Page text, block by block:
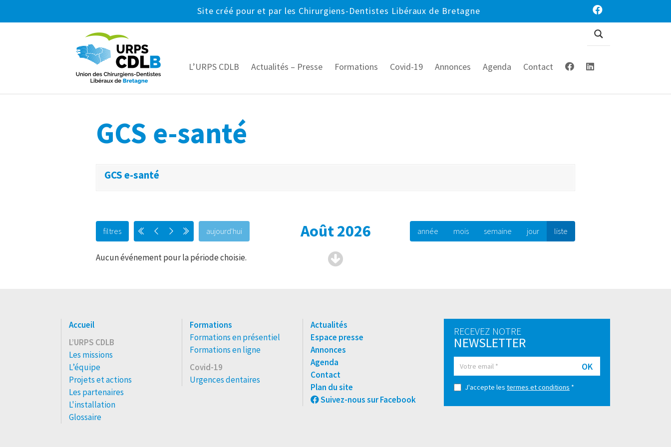
Site créé pour et par les Chirurgiens-Dentistes Libéraux de Bretagne
L’URPS CDLB Actualités – Presse Formations Covid-19 Annonces Agenda Contact
GCS e-santé
GCS e-santé
Août 2026
filtres aujourd'hui année mois semaine jour liste
Aucun événement pour la période choisie.
Accueil
L’URPS CDLB
Les missions
L’équipe
Projets et actions
Les partenaires
L'installation
Glossaire
Formations
Formations en présentiel
Formations en ligne
Covid-19
Urgences dentaires
Actualités
Espace presse
Annonces
Agenda
Contact
Plan du site
Suivez-nous sur Facebook
RECEVEZ NOTRE
NEWSLETTER
OK
J'accepte les termes et conditions *